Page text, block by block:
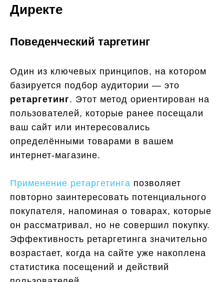
Директе
Поведенческий таргетинг
Один из ключевых принципов, на котором
базируется подбор аудитории — это
ретаргетинг. Этот метод ориентирован на
пользователей, которые ранее посещали
ваш сайт или интересовались
определёнными товарами в вашем
интернет-магазине.
Применение ретаргетинга позволяет
повторно заинтересовать потенциального
покупателя, напоминая о товарах, которые
он рассматривал, но не совершил покупку.
Эффективность ретаргетинга значительно
возрастает, когда на сайте уже накоплена
статистика посещений и действий